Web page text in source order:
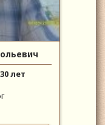
лет